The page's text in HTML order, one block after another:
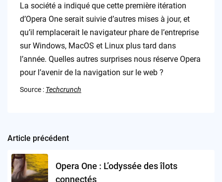
La société a indiqué que cette première itération
d’Opera One serait suivie d’autres mises à jour, et
qu’il remplacerait le navigateur phare de l’entreprise
sur Windows, MacOS et Linux plus tard dans
l’année. Quelles autres surprises nous réserve Opera
pour l’avenir de la navigation sur le web ?
Source : Techcrunch
Post
navigation
Article précédent
Opera One : L’odyssée des îlots
connectés